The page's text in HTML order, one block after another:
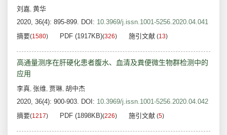
刘嘉, 黄华
2020, 36(4): 895-899. DOI: 10.3969/j.issn.1001-5256.2020.04.041
摘要(1580) PDF (1917KB)(326) 施引文献 (13)
高通量测序在肝硬化患者腹水、血清及粪便微生物群检测中的
应用
李真, 张维, 贾琳, 胡中杰
2020, 36(4): 900-903. DOI: 10.3969/j.issn.1001-5256.2020.04.042
摘要(1217) PDF (1898KB)(226) 施引文献 (5)